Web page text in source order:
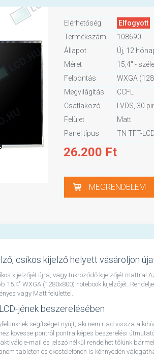
Elérhetőség
Elfogyott
Termékszám
108690
Állapot
Új, 12
Méret
15,4" -
Felbontás
WXGA
Megvilágítás
CCFL
Csatlakozó
LVDS, 30
Felület
Matt
Panel típus
TN TFT-
26.200 Ft
MEGRENDELEM
csíkos kijelző helyett vásároljon
kijelzőjét újra, vagy tükröződő kijelzőjét mattra!
WXGA (1280x800) notebook kijelzőjét.
vagy Matt felülettel.
jének beszerelésében
segítséget nyújt, aki nem riad vissza a
kövesse pontról pontra képes beszerelési
e-mail és jelszó nélkül rendelhet tőlünk
tableten és okostelefonon is könnyedén